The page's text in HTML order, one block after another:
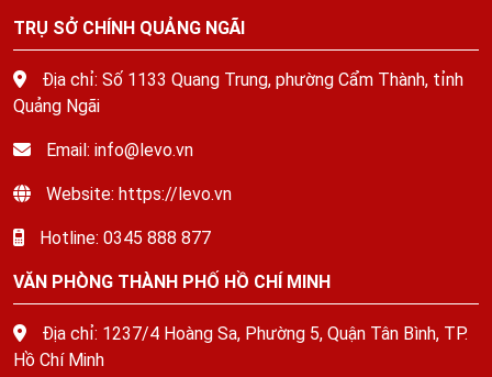
TRỤ SỞ CHÍNH QUẢNG NGÃI
Địa chỉ: Số 1133 Quang Trung, phường Cẩm Thành, tỉnh
Quảng Ngãi
Email: info@levo.vn
Website: https://levo.vn
Hotline: 0345 888 877
VĂN PHÒNG THÀNH PHỐ HỒ CHÍ MINH
Địa chỉ: 1237/4 Hoàng Sa, Phường 5, Quận Tân Bình, TP.
Hồ Chí Minh